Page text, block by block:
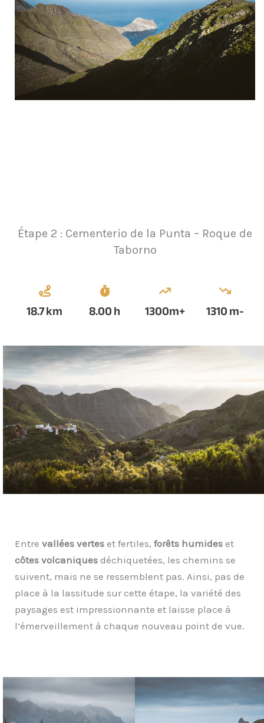
Étape 2 : Cementerio de la Punta – Roque de
Taborno
18.7km 8.00h 1300m+ 1310m-
Entre vallées vertes et fertiles, forêts humides et
côtes volcaniques déchiquetées, les chemins se
suivent, mais ne se ressemblent pas. Ainsi, pas de
place à la lassitude sur cette étape, la variété des
paysages est impressionnante et laisse place à
l’émerveillement à chaque nouveau point de vue.